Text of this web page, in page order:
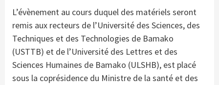
L’évènement au cours duquel des matériels seront
remis aux recteurs de l’Université des Sciences, des
Techniques et des Technologies de Bamako
(USTTB) et de l’Université des Lettres et des
Sciences Humaines de Bamako (ULSHB), est placé
sous la coprésidence du Ministre de la santé et des